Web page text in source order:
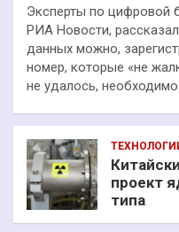
Эксперты по цифровой
РИА Новости,
данных можно,
номер, которые «не
не удалось,
проект
типа